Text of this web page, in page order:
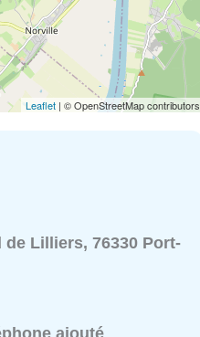
Leaflet | © OpenStreetMap contributors
de Lilliers, 76330 Port-